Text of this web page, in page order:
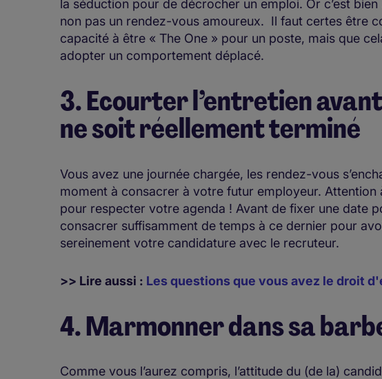
la séduction pour de décrocher un emploi. Or c’est
non pas un rendez-vous amoureux. Il faut certes être
capacité à être « The One » pour un poste, mais que
adopter un comportement déplacé.
3. Ecourter l’entretien
ne soit réellement terminé
Vous avez une journée chargée, les rendez-vous
moment à consacrer à votre futur employeur.
pour respecter votre agenda ! Avant de fixer une date
consacrer suffisamment de temps à ce dernier pour
sereinement votre candidature avec le recruteur.
>> Lire aussi : Les questions que vous avez le droit
4. Marmonner dans sa
​Comme vous l’aurez compris, l’attitude du (de la)